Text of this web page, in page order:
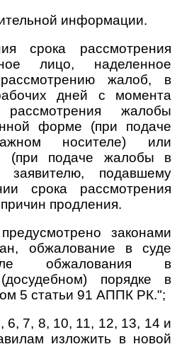
информации.
срока рассмотрения
лицо, наделенное
жалоб, в
дней с момента
жалобы
форме (при подаче
носителе) или
(при подаче жалобы в
заявителю, подавшему
срока рассмотрения
продления.
законами
обжалование в суде
обжалования в
порядке в
5 статьи 91 АППК РК.";
6, 7, 8, 10, 11, 12, 13, 14 и
изложить в новой